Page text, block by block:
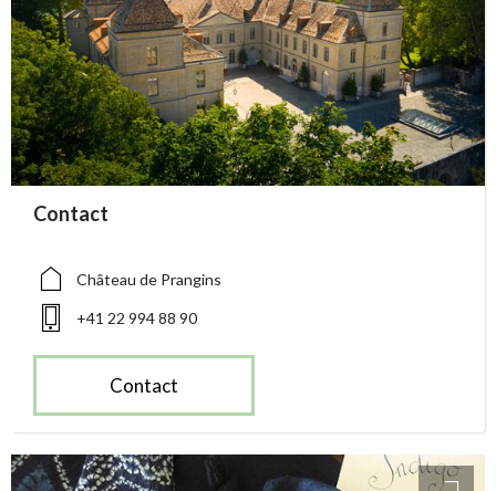
accessibility.sr-only.person_card_info
Contact
accessibility.sr-only.museum
Château de Prangins
accessibility.sr-only.phone
+41 22 994 88 90
Contact